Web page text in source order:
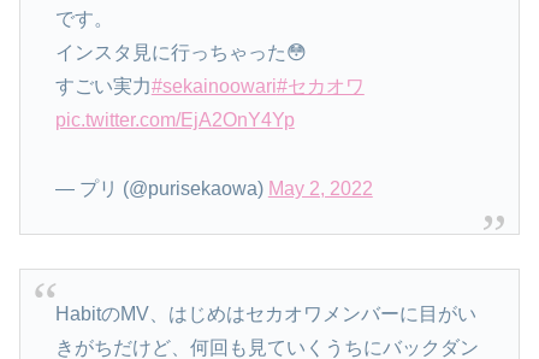
です。
インスタ見に行っちゃった😳
すごい実力#sekainoowari#セカオワ
pic.twitter.com/EjA2OnY4Yp
— プリ (@purisekaowa) May 2, 2022
HabitのMV、はじめはセカオワメンバーに目がい
きがちだけど、何回も見ていくうちにバックダン